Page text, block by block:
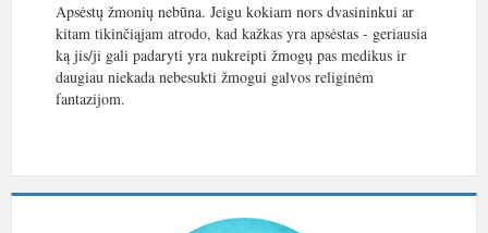
Apsėstų žmonių nebūna. Jeigu kokiam nors dvasininkui ar
kitam tikinčiąjam atrodo, kad kažkas yra apsėstas - geriausia
ką jis/ji gali padaryti yra nukreipti žmogų pas medikus ir
daugiau niekada nebesukti žmogui galvos religinėm
fantazijom.